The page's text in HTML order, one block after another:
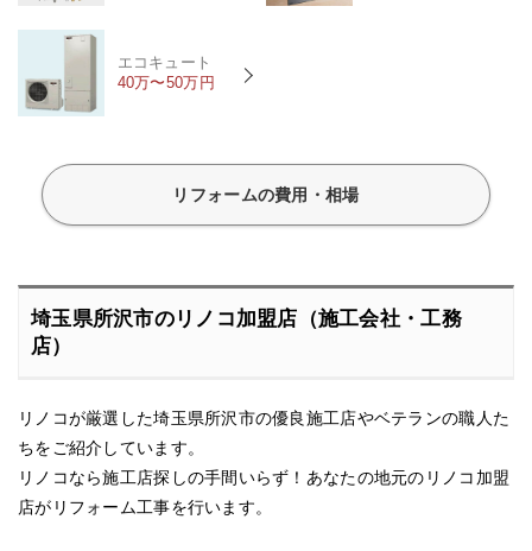
エコキュート
40万〜50万円
リフォームの費用・相場
埼玉県所沢市のリノコ加盟店（施工会社・工務
店）
リノコが厳選した埼玉県所沢市の優良施工店やベテランの職人た
ちをご紹介しています。
リノコなら施工店探しの手間いらず！あなたの地元のリノコ加盟
店がリフォーム工事を行います。